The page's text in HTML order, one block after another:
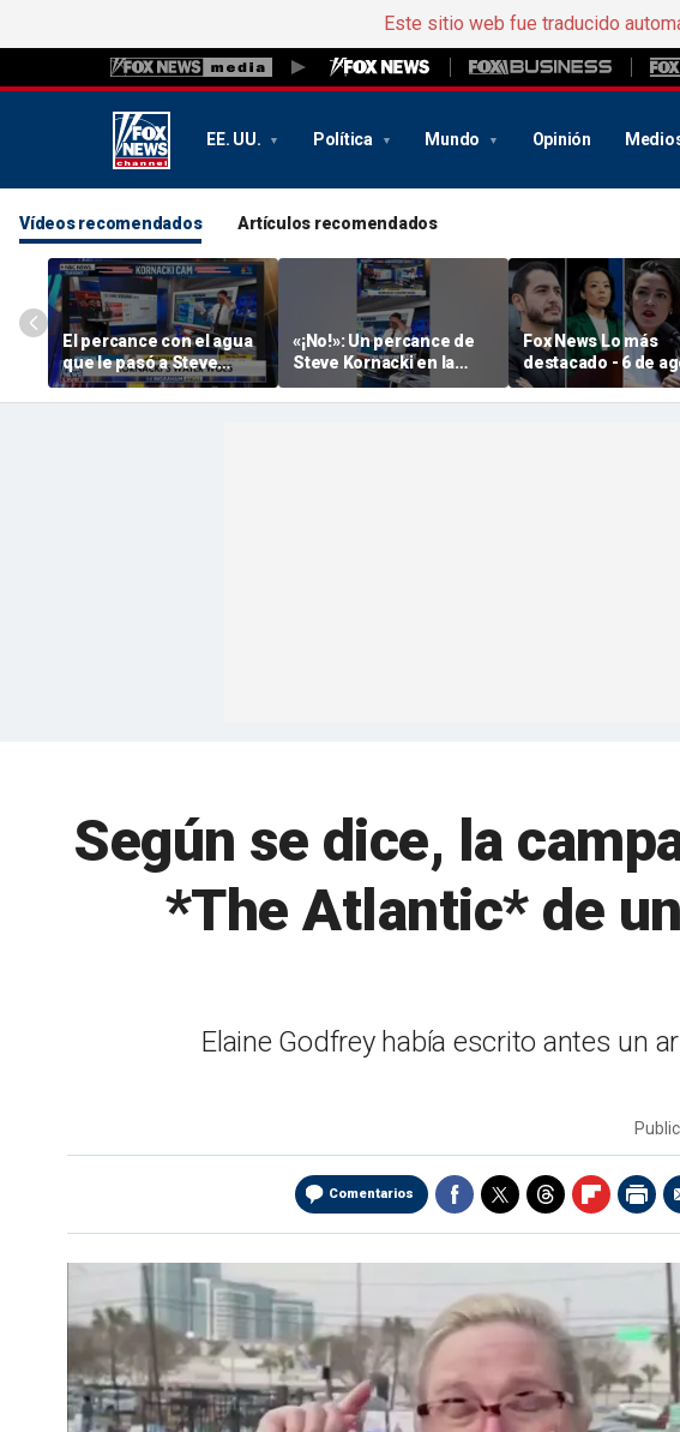
Este sitio web fue traducido
EE. UU. Política Mundo Opinión
Vídeos recomendados Artículos recomendados
El percance con el agua
que le pasó a Steve
Kornacki en directo
provoca una reacción
«¡No!»: Un percance de
Steve Kornacki en la
noche electoral
interrumpe la
Fox News Lo más
destacado - 6 de
de 2026
Según se dice, la
*The Atlantic* de
Elaine Godfrey había escrito antes un
Comentarios